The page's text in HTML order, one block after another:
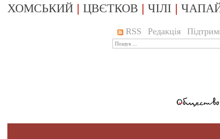
ХОМСЬКИЙ | ЦВЄТКОВ | ЧІЛІ |
RSS Редакція